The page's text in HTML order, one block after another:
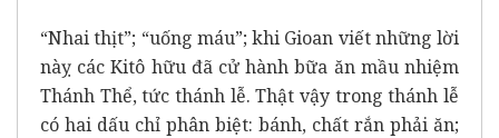
“Nhai thịt”; “uống máu”; khi Gioan viết những lời
nàỵ các Kitô hữu đã cử hành bữa ăn mầu nhiệm
Thánh Thể, tức thánh lễ. Thật vậy trong thánh lễ
có hai dấu chỉ phân biệt: bánh, chất rắn phải ăn;